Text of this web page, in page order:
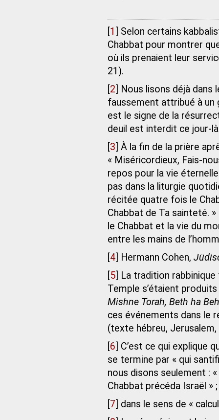
1
Selon certains
Chabbat pour montrer
où ils prenaient leur
21).
2
Nous lisons déjà dans
faussement attribué à un
est le signe de la
deuil est interdit ce jour-
3 À la fin de la prière
« Miséricordieux, Fais-
repos pour la vie
pas dans la liturgie
récitée quatre fois le
Chabbat de Ta sainteté.
le Chabbat et la vie du
entre les mains de
4 Hermann Cohen,
5
La tradition
Temple s’étaient
Mishne Torah, Beth ha
ces événements dans le
(texte hébreu, Jerusalem,
6 C’est ce qui explique
se termine par « qui
nous disons seulement :
Chabbat précéda Israël »
7 dans le sens de «